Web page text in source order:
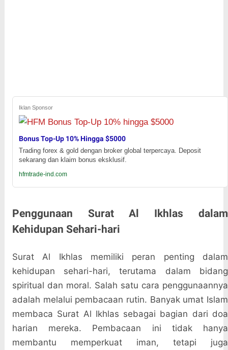
Iklan Sponsor
Bonus Top-Up 10% Hingga $5000
Trading forex & gold dengan broker global terpercaya. Deposit
sekarang dan klaim bonus eksklusif.
hfmtrade-ind.com
Penggunaan Surat Al Ikhlas dalam
Kehidupan Sehari-hari
Surat Al Ikhlas memiliki peran penting dalam
kehidupan sehari-hari, terutama dalam bidang
spiritual dan moral. Salah satu cara penggunaannya
adalah melalui pembacaan rutin. Banyak umat Islam
membaca Surat Al Ikhlas sebagai bagian dari doa
harian mereka. Pembacaan ini tidak hanya
membantu memperkuat iman, tetapi juga